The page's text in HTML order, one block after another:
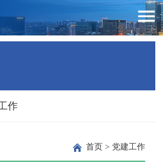
作
首页> 党建工作